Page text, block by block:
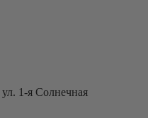
1-я Солнечная